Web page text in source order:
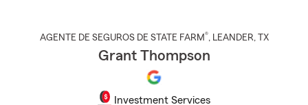
AGENTE DE SEGUROS DE STATE FARM®, LEANDER, TX
Grant Thompson
Investment Services